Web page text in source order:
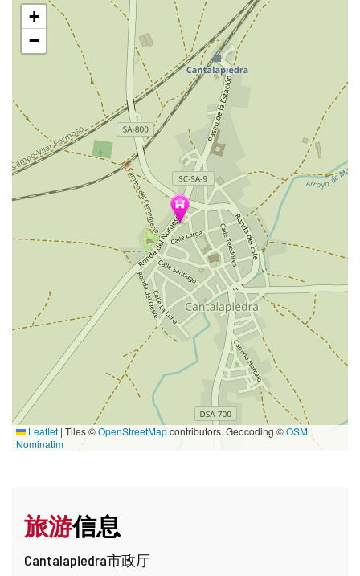
地
图
+
−
Leaflet | Tiles ©OpenStreetMapcontributors. Geocoding ©OSM
Nominatim
旅游信息
Cantalapiedra市政厅